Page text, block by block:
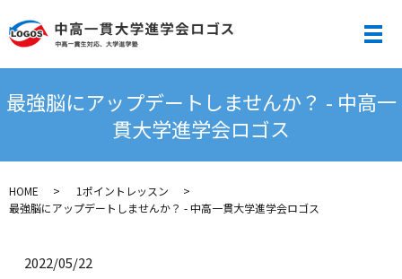
メ
最強脳にアップデートしませんか？ - 中高一
貫大学進学会ロゴス
HOME
1ポイントレッスン
最強脳にアップデートしませんか？ - 中高一貫大学進学会ロゴス
2022/05/22